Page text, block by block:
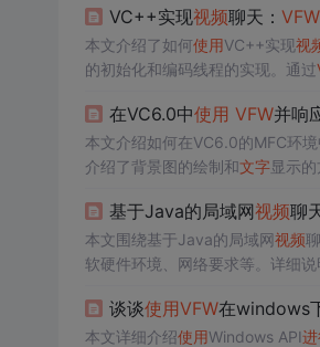
VC++实现视频聊天： VFW
本文介绍了如何使用VC++实现视
的初始化和编码线程的实现。通过
在VC6.0中使用 VFW并响
本文介绍如何在VC6.0的MFC环境
介绍了背景图的绘制和文字显示的
基于Java的局域网视频聊
本文围绕基于Java的局域网视频
软硬件环境、网络要求等。详细
谈谈使用VFW在windows
本文详细介绍使用Windows API